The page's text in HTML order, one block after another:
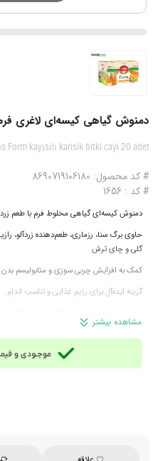
دمنوش گیاهی کیسه‌ای لاغری فرم با زردآلو
Form kayısılı karisik bitki cayi 20 adet
# کد محصول: 8690719106180
# کد : 1656
دمنوش کیسه‌ای گیاهی مخلوط فرم با طعم
حاوی برگ سنا، رزماری، طعم‌دهنده زردآلو،
گلی و چای ترش
کمک به افزایش چربی سوزی و متابولیسم بدن
گزینه‌ ایده‌آل برای رژیم غذایی و تناسب اندام
نامناسب برای خانم‌های باردار، شیرده و کودکان زیر
مشاهده بیشتر